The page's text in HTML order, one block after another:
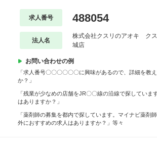
求人番号 488054
法人名
株式会社クスリのアオキ ク
城店
お問い合わせの例
「求人番号〇〇〇〇〇〇に興味があるので、詳細を教
か？」
「残業が少なめの店舗をJR〇〇線の沿線で探していま
はありますか？」
「薬剤師の募集を都内で探しています。マイナビ薬剤
外におすすめの求人はありますか？」等々